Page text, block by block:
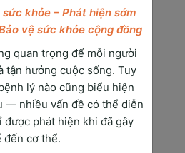
Rh(-) nguy cơ bất đồng
và dễ dẫn đến thiếu máu
sinh hoặc thậm chí là ảnh
gan, tim của bé.
khi phát hiện có thai
miễn dịch trước khi sinh,
khỏe – Phát hiện sớm
vệ sức khỏe cộng đồng
quan trọng để mỗi người
tận hưởng cuộc sống. Tuy
lý nào cũng biểu hiện
— nhiều vấn đề có thể diễn
được phát hiện khi đã gây
đến cơ thể.